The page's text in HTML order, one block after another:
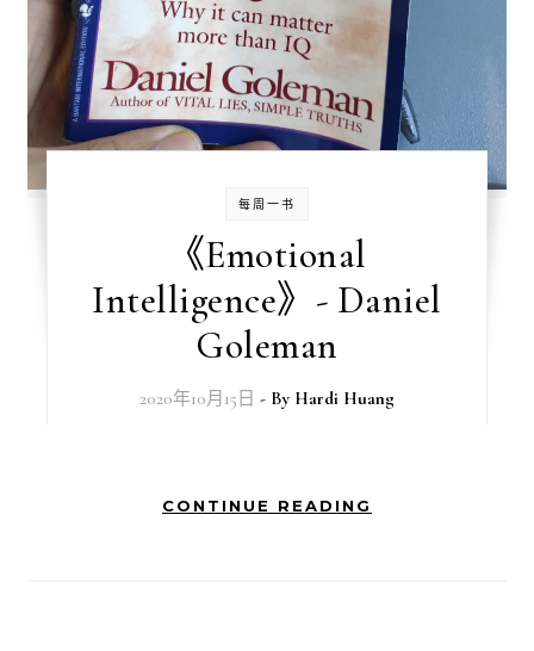
每周一书
《Emotional
Intelligence》- Daniel
Goleman
2020年10月15日 - By Hardi Huang
CONTINUE READING